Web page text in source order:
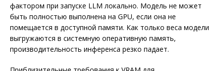
фактором при запуске LLM локально. Модель не может
быть полностью выполнена на GPU, если она не
помещается в доступной памяти. Как только веса модели
выгружаются в системную оперативную память,
производительность инференса резко падает.